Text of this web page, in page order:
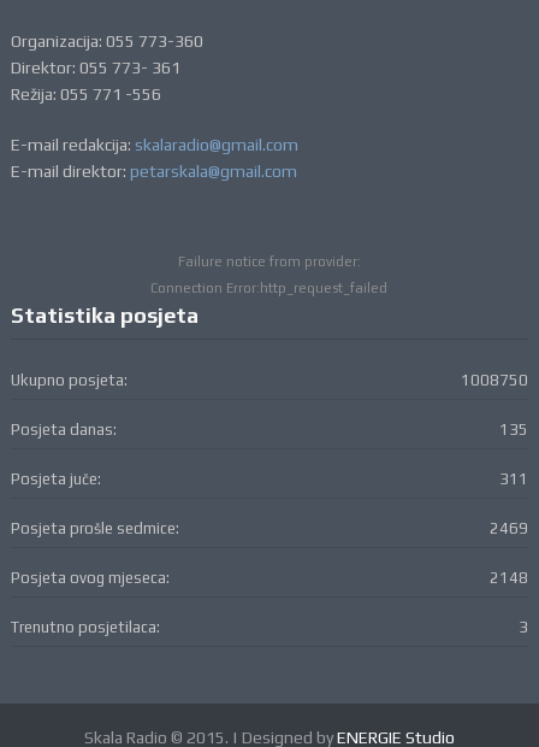
Organizacija: 055 773-360
Direktor: 055 773- 361
Režija: 055 771 -556
E-mail redakcija: skalaradio@gmail.com
E-mail direktor: petarskala@gmail.com
Failure notice from provider:
Connection Error:http_request_failed
Statistika posjeta
1008750
Ukupno posjeta:
135
Posjeta danas:
311
Posjeta juče:
2469
Posjeta prošle sedmice:
2148
Posjeta ovog mjeseca:
3
Trenutno posjetilaca:
Skala Radio © 2015. | Designed byENERGIE Studio